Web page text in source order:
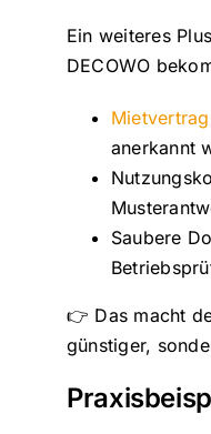
Ein weiteres
DECOWO
Mietvertrag
anerkannt
Saubere
👉 Das macht
günstiger,